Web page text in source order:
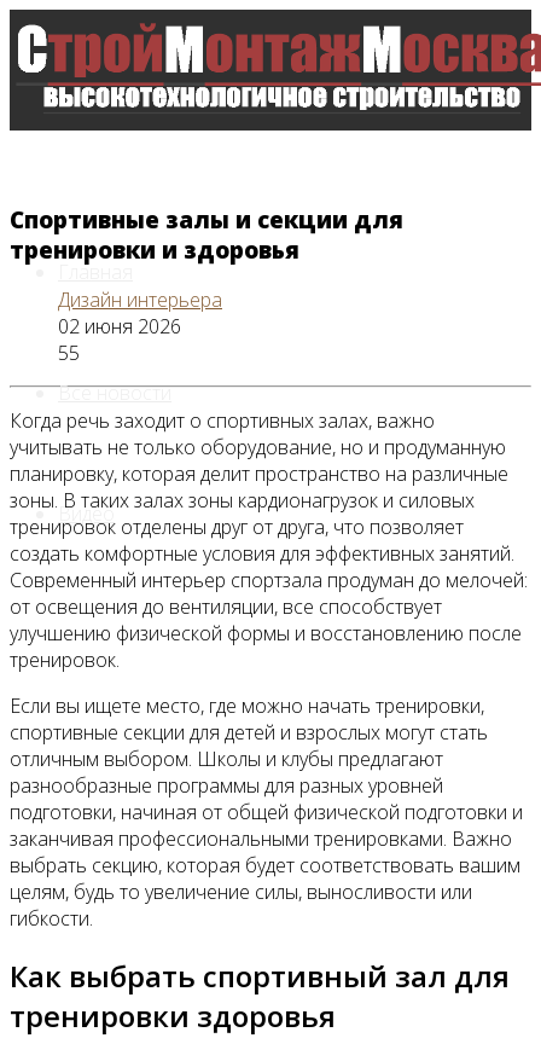
Главная
Все новости
Видео
Спортивные залы и секции для
тренировки и здоровья
Дизайн интерьера
02 июня 2026
55
Когда речь заходит о спортивных залах, важно
учитывать не только оборудование, но и продуманную
планировку, которая делит пространство на различные
зоны. В таких залах зоны кардионагрузок и силовых
тренировок отделены друг от друга, что позволяет
создать комфортные условия для эффективных занятий.
Современный интерьер спортзала продуман до мелочей:
от освещения до вентиляции, все способствует
улучшению физической формы и восстановлению после
тренировок.
Если вы ищете место, где можно начать тренировки,
спортивные секции для детей и взрослых могут стать
отличным выбором. Школы и клубы предлагают
разнообразные программы для разных уровней
подготовки, начиная от общей физической подготовки и
заканчивая профессиональными тренировками. Важно
выбрать секцию, которая будет соответствовать вашим
целям, будь то увеличение силы, выносливости или
гибкости.
Как выбрать спортивный зал для
тренировки здоровья